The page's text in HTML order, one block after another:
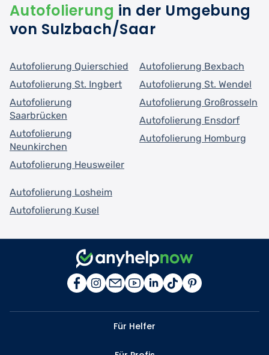
Autofolierung in der Umgebung
von Sulzbach/Saar
Autofolierung Quierschied
Autofolierung St. Ingbert
Autofolierung
Saarbrücken
Autofolierung
Neunkirchen
Autofolierung Heusweiler
Autofolierung Bexbach
Autofolierung St. Wendel
Autofolierung Großrosseln
Autofolierung Ensdorf
Autofolierung Homburg
Autofolierung Losheim
Autofolierung Kusel
Für Helfer